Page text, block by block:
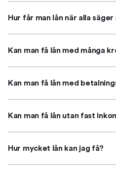
Hur får man lån när alla säger
Kan man få lån med många
Kan man få lån med
Kan man få lån utan fast
Hur mycket lån kan jag få?